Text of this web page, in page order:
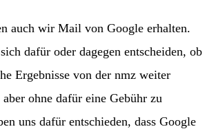
auch wir Mail von Google erhalten.
dafür oder dagegen entscheiden, ob
Ergebnisse von der nmz weiter
ohne dafür eine Gebühr zu
uns dafür entschieden, dass Google